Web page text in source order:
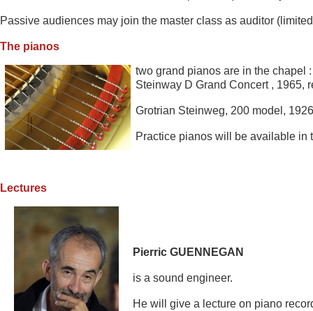
Passive audiences may join the master class as auditor
The pianos
two grand pianos are in the chapel
Steinway D Grand Concert , 1965,
Grotrian Steinweg, 200 model,
Practice pianos will be available in
Lectures
Pierric GUENNEGAN
is a sound engineer.
He will give a lecture on piano